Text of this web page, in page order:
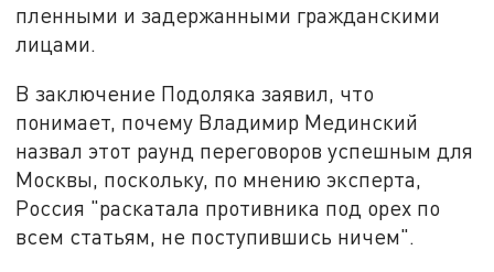
пленными и задержанными гражданскими
лицами.
В заключение Подоляка заявил, что
понимает, почему Владимир Мединский
назвал этот раунд переговоров успешным для
Москвы, поскольку, по мнению эксперта,
Россия "раскатала противника под орех по
всем статьям, не поступившись ничем".